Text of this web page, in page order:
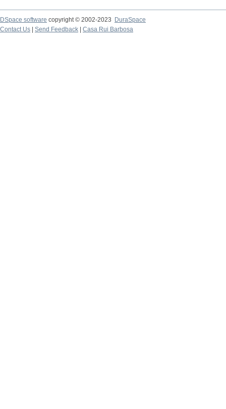
DSpace software copyright © 2002-2023
DuraSpace
Contact Us
Send Feedback Casa Rui Barbosa